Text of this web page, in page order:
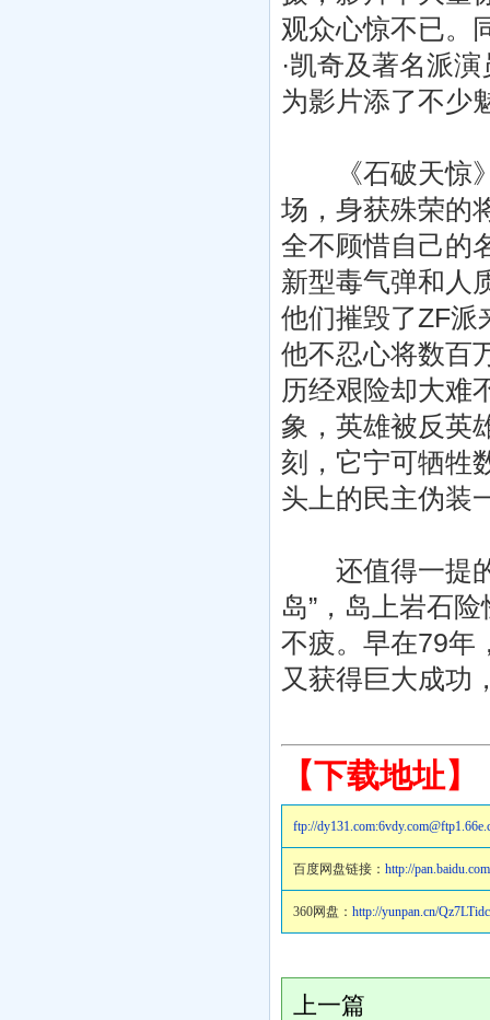
观众心惊不已。
·凯奇及著名派
为影片添了不少
《石破天惊》
场，身获殊荣的
全不顾惜自己的
新型毒气弹和人
他们摧毁了ZF派
他不忍心将数百
历经艰险却大难
象，英雄被反英
刻，它宁可牺牲
头上的民主伪装
还值得一提的
岛”，岛上岩石
不疲。早在79年
又获得巨大成功
【下载地址】
ftp://
百度网盘链接： http://
360网盘： http://yunpan.cn/
上一篇